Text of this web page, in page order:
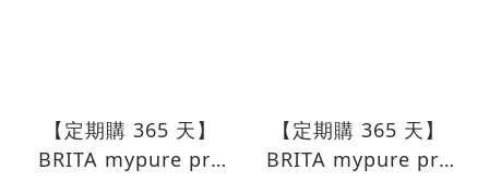
【定期購 365 天】
BRITA mypure pro
【定期購 365 天】
BRITA mypure pro